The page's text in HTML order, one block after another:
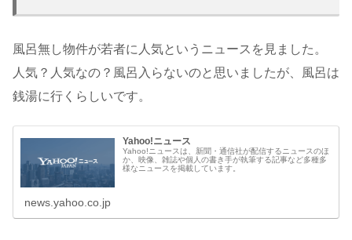
風呂無し物件が若者に人気というニュースを見ました。
人気？人気なの？風呂入らないのと思いましたが、風呂は
銭湯に行くらしいです。
Yahoo!ニュース
Yahoo!ニュースは、新聞・通信社が配信するニュースのほ
か、映像、雑誌や個人の書き手が執筆する記事など多種多
様なニュースを掲載しています。
news.yahoo.co.jp